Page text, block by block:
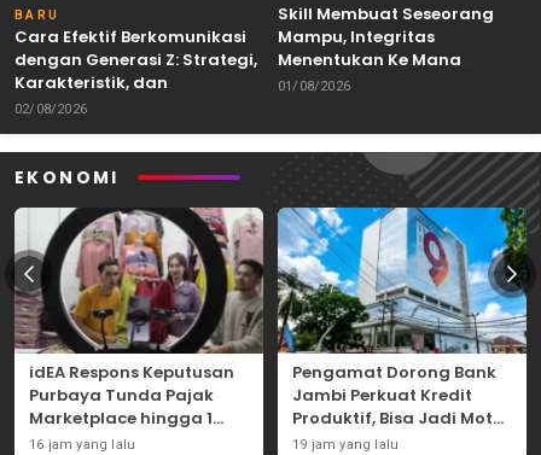
BARU
Cara Efektif Berkomunikasi
dengan Generasi Z: Strategi,
Karakteristik, dan
Tantangannya
02/08/2026
Skill Membuat Seseorang
Mampu, Integritas
Menentukan Ke Mana
Kemampuan Itu Dibawa
01/08/2026
EKONOMI
idEA Respons Keputusan
Purbaya Tunda Pajak
Marketplace hingga 1
November 2026
16 jam yang lalu
Pengamat Dorong Bank
Jambi Perkuat Kredit
Produktif, Bisa Jadi Motor
Ekonomi Daerah
19 jam yang lalu